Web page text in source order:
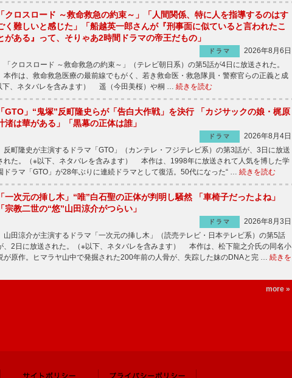
「クロスロード ～救命救急の約束～」「人間関係、特に人を指導するのはす
く難しいと感じた」「船越英一郎さんが『刑事面に似ていると言われたこ
がある』って、そりゃあ2時間ドラマの帝王だもの」
ドラマ
2026年8月6日
「クロスロード ～救命救急の約束～」（テレビ朝日系）の第5話が4日に放送された。
本作は、救命救急医療の最前線でもがく、若き救命医・救急隊員・警察官らの正義と成
下、ネタバレを含みます） 遥（今田美桜）や桐 … 続きを読む
「GTO」“鬼塚”反町隆史らが「告白大作戦」を決行 「カジサックの娘・梶原
渚は華がある」「黒幕の正体は誰」
ドラマ
2026年8月4日
反町隆史が主演するドラマ「GTO」（カンテレ・フジテレビ系）の第3話が、3日に放送
れた。（※以下、ネタバレを含みます） 本作は、1998年に放送されて人気を博した学
ドラマ「GTO」が28年ぶりに連続ドラマとして復活。50代になった“ … 続きを読む
「一次元の挿し木」“唯”白石聖の正体が判明し騒然 「車椅子だったよね」
「宗教二世の“悠”山田涼介がつらい」
ドラマ
2026年8月3日
山田涼介が主演するドラマ「一次元の挿し木」（読売テレビ・日本テレビ系）の第5話
、2日に放送された。（※以下、ネタバレを含みます） 本作は、松下龍之介氏の同名小
が原作。ヒマラヤ山中で発掘された200年前の人骨が、失踪した妹のDNAと完 … 続きを
more »